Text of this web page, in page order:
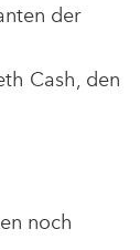
der
Cash, den
noch